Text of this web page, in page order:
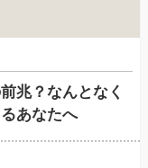
兆？なんとなく
あなたへ